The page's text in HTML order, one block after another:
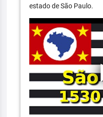
estado de São Paulo.